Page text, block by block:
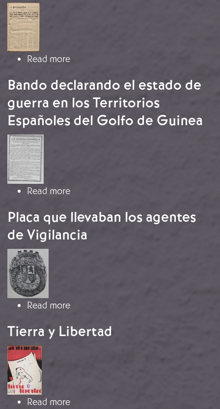
Image
Read moreabout La bolsa de Mérida
Bando declarando el estado de
guerra en los Territorios
Españoles del Golfo de Guinea
Image
Read moreabout Bando declarando el estado
Placa que llevaban los agentes
de Vigilancia
Image
Read moreabout Placa que llevaban los
Tierra y Libertad
Image
Read moreabout Tierra y Libertad